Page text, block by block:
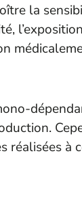
la
réalisées à